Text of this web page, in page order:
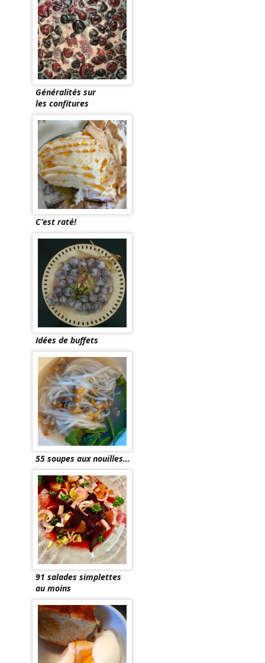
Généralités sur
les confitures
C’est raté!
Idées de buffets
55 soupes aux nouilles…
91 salades simplettes
au moins